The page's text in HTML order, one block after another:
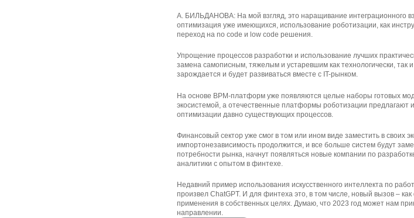
А. БИЛЬДАНОВА: На мой взгляд, это наращивание интеграционного
оптимизация уже имеющихся, использование роботизации, как
переход на no code и low code решения.
Упрощение процессов разработки и использование лучших
замена самописным, тяжелым и устаревшим как технологически, так
зарождается и будет развиваться вместе с IT-рынком.
На основе BPM-платформ уже появляются целые наборы готовых
экосистемой, а отечественные платформы роботизации предлагают
оптимизации давно существующих процессов.
Финансовый сектор уже смог в том или ином виде заместить в своих
импортонезависимость продолжится, и все больше систем будут
потребности рынка, начнут появляться новые компании по
аналитики с опытом в финтехе.
Недавний пример использования искусственного интеллекта по
произвел ChatGPT. И для финтеха это, в том числе, новый вызов –
применения в собственных целях. Думаю, что 2023 год может нам
направлении.